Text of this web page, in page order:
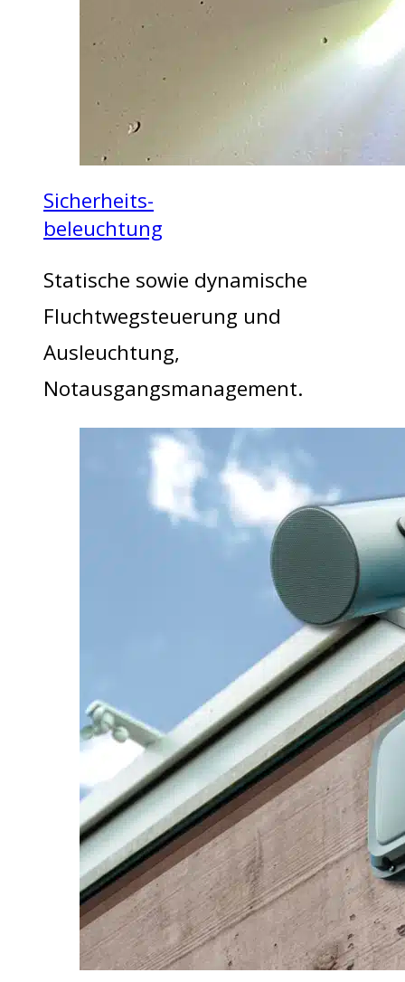
Sicherheits-
beleuchtung
Statische sowie dynamische
Fluchtwegsteuerung und
Ausleuchtung,
Notausgangsmanagement.